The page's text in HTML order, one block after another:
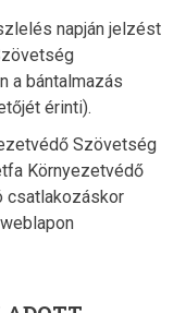
napján jelzést
a bántalmazás
érinti).
Szövetség
Környezetvédő
csatlakozáskor